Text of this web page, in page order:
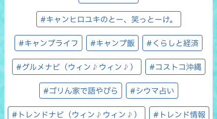
#キャンヒロユキのとー、笑っとーけ。
#キャンプライフ #キャンプ飯 #くらしと経済
#グルメナビ（ウィン♪ウィン♪） #コストコ沖縄
#ゴリん家で語やびら #シウマ占い
#トレンドナビ（ウィン♪ウィン♪） #トレンド情報